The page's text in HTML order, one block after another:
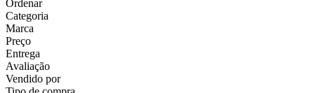
Ordenar
Categoria
Marca
Preço
Entrega
Avaliação
Vendido por